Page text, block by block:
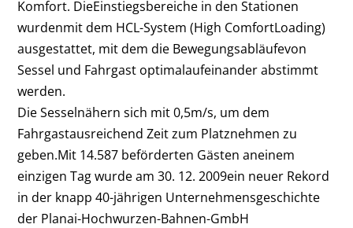
Komfort. DieEinstiegsbereiche in den Stationen
wurdenmit dem HCL-System (High ComfortLoading)
ausgestattet, mit dem die Bewegungsabläufevon
Sessel und Fahrgast optimalaufeinander abstimmt
werden.
Die Sesselnähern sich mit 0,5m/s, um dem
Fahrgastausreichend Zeit zum Platznehmen zu
geben.Mit 14.587 beförderten Gästen aneinem
einzigen Tag wurde am 30. 12. 2009ein neuer Rekord
in der knapp 40-jährigen Unternehmensgeschichte
der Planai-Hochwurzen-Bahnen-GmbH